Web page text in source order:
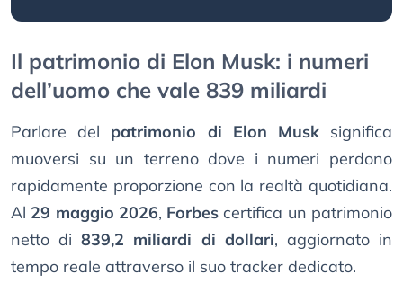
Il patrimonio di Elon Musk: i numeri
dell’uomo che vale 839 miliardi
Parlare del patrimonio di Elon Musksignifica
muoversi su un terreno dove i numeri perdono
rapidamente proporzione con la realtà quotidiana.
Al 29 maggio 2026, Forbes certifica un patrimonio
netto di839,2 miliardi di dollari, aggiornato in
tempo reale attraverso il suo tracker dedicato.